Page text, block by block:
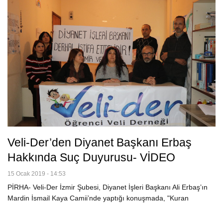
Veli-Der’den Diyanet Başkanı Erbaş
Hakkında Suç Duyurusu- VİDEO
15 Ocak 2019 - 14:53
PİRHA- Veli-Der İzmir Şubesi, Diyanet İşleri Başkanı Ali Erbaş’ın
Mardin İsmail Kaya Camii’nde yaptığı konuşmada, "Kuran